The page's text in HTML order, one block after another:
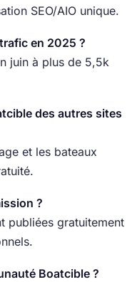
SEO/AIO unique.
en 2025 ?
juin à plus de 5,5k
des autres sites
et les bateaux
?
publiées gratuitement
Boatcible ?